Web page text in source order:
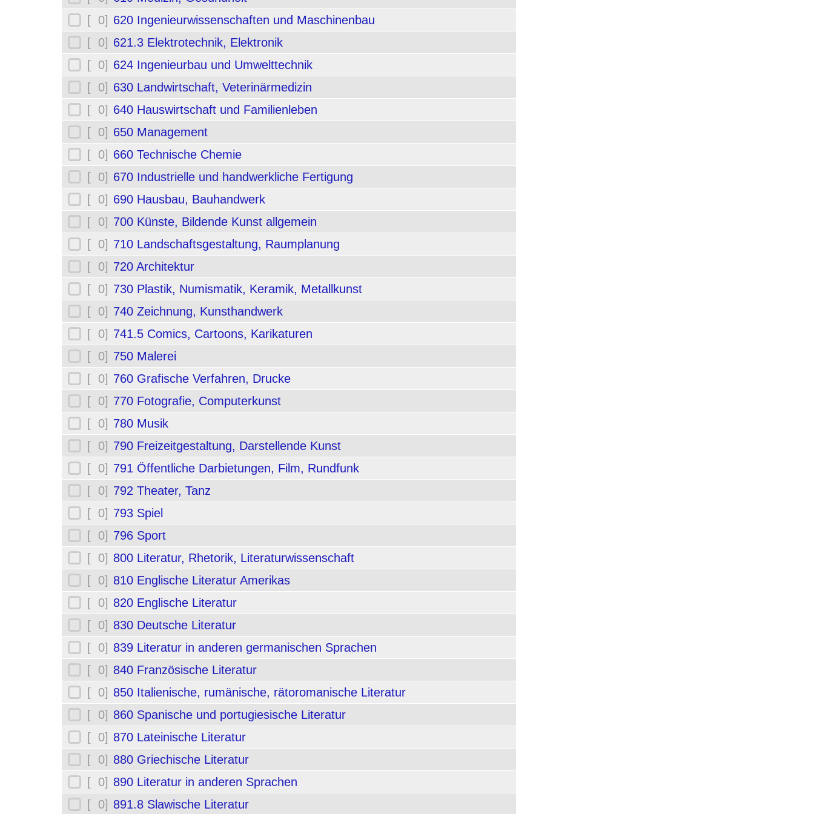
[ 0] 620 Ingenieurwissenschaften und Maschinenbau
[ 0] 621.3 Elektrotechnik, Elektronik
[ 0] 624 Ingenieurbau und Umwelttechnik
[ 0] 630 Landwirtschaft, Veterinärmedizin
[ 0] 640 Hauswirtschaft und Familienleben
[ 0] 650 Management
[ 0] 660 Technische Chemie
[ 0] 670 Industrielle und handwerkliche Fertigung
[ 0] 690 Hausbau, Bauhandwerk
[ 0] 700 Künste, Bildende Kunst allgemein
[ 0] 710 Landschaftsgestaltung, Raumplanung
[ 0] 720 Architektur
[ 0] 730 Plastik, Numismatik, Keramik, Metallkunst
[ 0] 740 Zeichnung, Kunsthandwerk
[ 0] 741.5 Comics, Cartoons, Karikaturen
[ 0] 750 Malerei
[ 0] 760 Grafische Verfahren, Drucke
[ 0] 770 Fotografie, Computerkunst
[ 0] 780 Musik
[ 0] 790 Freizeitgestaltung, Darstellende Kunst
[ 0] 791 Öffentliche Darbietungen, Film, Rundfunk
[ 0] 792 Theater, Tanz
[ 0] 793 Spiel
[ 0] 796 Sport
[ 0] 800 Literatur, Rhetorik, Literaturwissenschaft
[ 0] 810 Englische Literatur Amerikas
[ 0] 820 Englische Literatur
[ 0] 830 Deutsche Literatur
[ 0] 839 Literatur in anderen germanischen Sprachen
[ 0] 840 Französische Literatur
[ 0] 850 Italienische, rumänische, rätoromanische Literatur
[ 0] 860 Spanische und portugiesische Literatur
[ 0] 870 Lateinische Literatur
[ 0] 880 Griechische Literatur
[ 0] 890 Literatur in anderen Sprachen
[ 0] 891.8 Slawische Literatur